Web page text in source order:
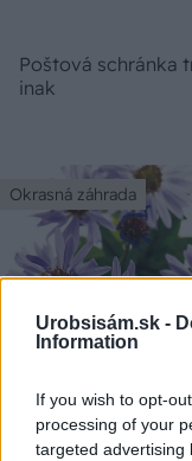
Urobsisám.sk -
Information
If you wish to opt-
processing of your
targeted advertising
Poštová schránka
inak
Okrasná záhrada
Kde možno
prilbicu?